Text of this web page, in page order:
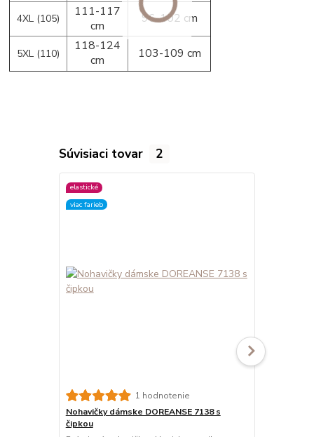
4XL (105)
111-117
cm
96-102 cm
5XL (110)
118-124
cm
103-109 cm
Súvisiaci tovar 2
elastické
viac farieb
1 hodnotenie
Nohavičky dámske DOREANSE 7138 s
čipkou